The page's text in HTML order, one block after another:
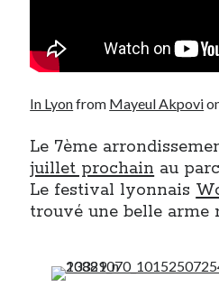
Proust
Sons
Tavukoi
In Lyonfrom Mayeul Akpovi
Le 7ème
juillet prochain au
Le festival lyonnais
trouvé une belle arme